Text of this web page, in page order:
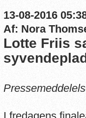
13-08-2016
Af: Nora
Lotte Friis